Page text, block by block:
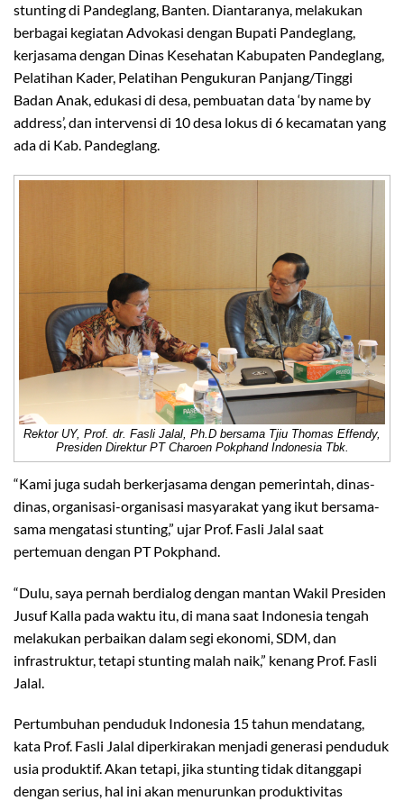
stunting di Pandeglang, Banten. Diantaranya, melakukan
berbagai kegiatan Advokasi dengan Bupati Pandeglang,
kerjasama dengan Dinas Kesehatan Kabupaten Pandeglang,
Pelatihan Kader, Pelatihan Pengukuran Panjang/Tinggi
Badan Anak, edukasi di desa, pembuatan data ‘by name by
address’, dan intervensi di 10 desa lokus di 6 kecamatan yang
ada di Kab. Pandeglang.
Rektor UY, Prof. dr. Fasli Jalal, Ph.D bersama Tjiu Thomas Effendy,
Presiden Direktur PT Charoen Pokphand Indonesia Tbk.
“Kami juga sudah berkerjasama dengan pemerintah, dinas-
dinas, organisasi-organisasi masyarakat yang ikut bersama-
sama mengatasi stunting,” ujar Prof. Fasli Jalal saat
pertemuan dengan PT Pokphand.
“Dulu, saya pernah berdialog dengan mantan Wakil Presiden
Jusuf Kalla pada waktu itu, di mana saat Indonesia tengah
melakukan perbaikan dalam segi ekonomi, SDM, dan
infrastruktur, tetapi stunting malah naik,” kenang Prof. Fasli
Jalal.
Pertumbuhan penduduk Indonesia 15 tahun mendatang,
kata Prof. Fasli Jalal diperkirakan menjadi generasi penduduk
usia produktif. Akan tetapi, jika stunting tidak ditanggapi
dengan serius, hal ini akan menurunkan produktivitas